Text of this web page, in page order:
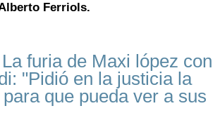
Ferriols.
La furia de Maxi lópez con
"Pidió en la justicia la
que pueda ver a sus